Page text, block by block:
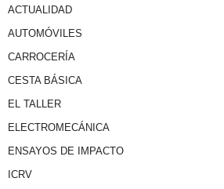
ACTUALIDAD
AUTOMÓVILES
CARROCERÍA
CESTA BÁSICA
EL TALLER
ELECTROMECÁNICA
ENSAYOS DE IMPACTO
ICRV